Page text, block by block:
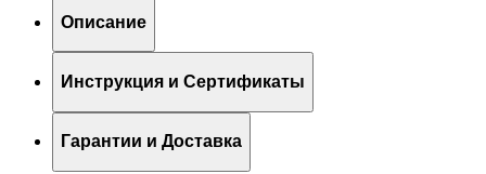
Описание
Инструкция и Сертификаты
Гарантии и Доставка